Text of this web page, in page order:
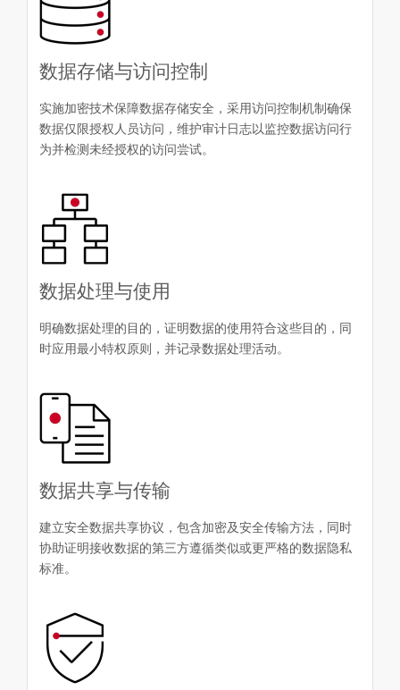
数据存储与访问控制
实施加密技术保障数据存储安全，采用访问控制机制确保
数据仅限授权人员访问，维护审计日志以监控数据访问行
为并检测未经授权的访问尝试。
数据处理与使用
明确数据处理的目的，证明数据的使用符合这些目的，同
时应用最小特权原则，并记录数据处理活动。
数据共享与传输
建立安全数据共享协议，包含加密及安全传输方法，同时
协助证明接收数据的第三方遵循类似或更严格的数据隐私
标准。